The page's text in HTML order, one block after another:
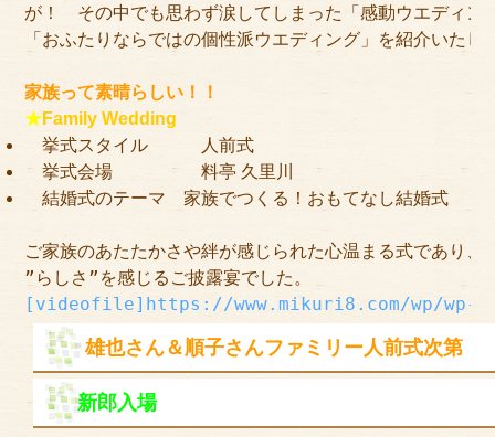
ご利用の流れ
成人式特設ページ
お問い合わせ
プライバシーポリシー
サイトマップ
が！　その中でも思わず涙してしまった「感動ウエディン
「おふたりならではの個性派ウエディング」を紹介いた
家族って素晴らしい！！
★Family Wedding
挙式スタイル 人前式
挙式会場 料亭 久里川
結婚式のテーマ 家族でつくる！おもてなし結婚式
ご家族のあたたかさや絆が感じられた心温まる式であり、
”らしさ”を感じるご披露宴でした。
[videofile]https://www.mikuri8.com/wp/wp-
雄也さん＆順子さんファミリー人前式次第
新郎入場